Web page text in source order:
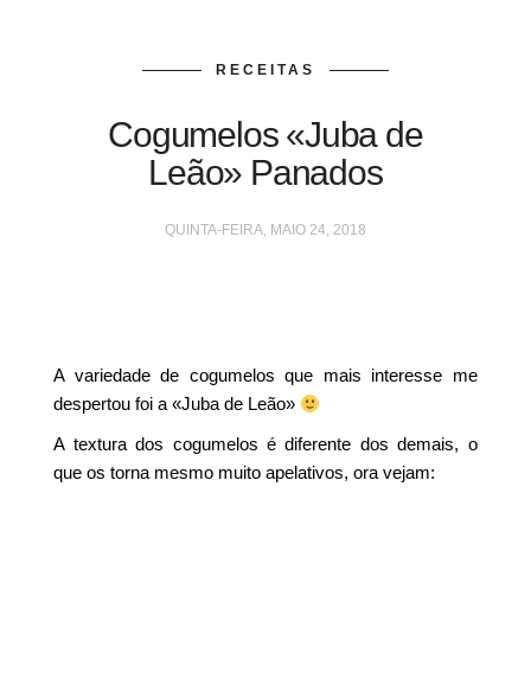
RECEITAS
Cogumelos «Juba de
Leão» Panados
QUINTA-FEIRA, MAIO 24, 2018
A variedade de cogumelos que mais interesse me
despertou foi a «Juba de Leão»
A textura dos cogumelos é diferente dos demais, o
que os torna mesmo muito apelativos, ora vejam: